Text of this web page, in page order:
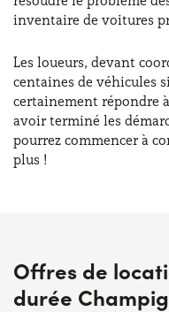
inventaire de voitures
Les loueurs, devant
centaines de véhicules
certainement répondre
avoir terminé les
pourrez commencer à
plus !
Offres de
durée